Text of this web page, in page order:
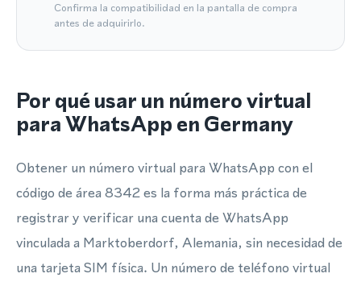
Confirma la compatibilidad en la pantalla de compra
antes de adquirirlo.
Por qué usar un número virtual
para WhatsApp en Germany
Obtener un número virtual para WhatsApp con el
código de área 8342 es la forma más práctica de
registrar y verificar una cuenta de WhatsApp
vinculada a Marktoberdorf, Alemania, sin necesidad de
una tarjeta SIM física. Un número de teléfono virtual